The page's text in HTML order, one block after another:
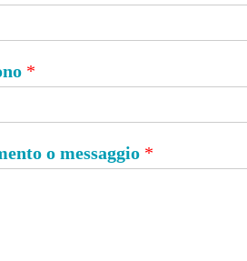
*
o messaggio *